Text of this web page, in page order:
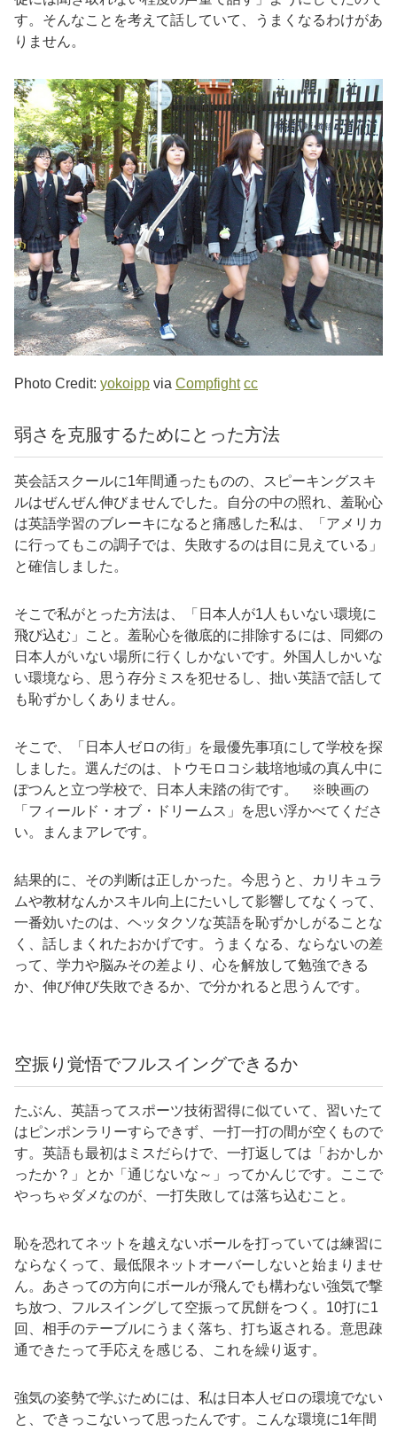
す。そんなことを考えて話していて、うまくなるわけがあ
りません。
Photo Credit: yokoipp via Compfight cc
弱さを克服するためにとった方法
英会話スクールに1年間通ったものの、スピーキングスキ
ルはぜんぜん伸びませんでした。自分の中の照れ、羞恥心
は英語学習のブレーキになると痛感した私は、「アメリカ
に行ってもこの調子では、失敗するのは目に見えている」
と確信しました。
そこで私がとった方法は、「日本人が1人もいない環境に
飛び込む」こと。羞恥心を徹底的に排除するには、同郷の
日本人がいない場所に行くしかないです。外国人しかいな
い環境なら、思う存分ミスを犯せるし、拙い英語で話して
も恥ずかしくありません。
そこで、「日本人ゼロの街」を最優先事項にして学校を探
しました。選んだのは、トウモロコシ栽培地域の真ん中に
ぽつんと立つ学校で、日本人未踏の街です。 ※映画の
「フィールド・オブ・ドリームス」を思い浮かべてくださ
い。まんまアレです。
結果的に、その判断は正しかった。今思うと、カリキュラ
ムや教材なんかスキル向上にたいして影響してなくって、
一番効いたのは、ヘッタクソな英語を恥ずかしがることな
く、話しまくれたおかげです。うまくなる、ならないの差
って、学力や脳みその差より、心を解放して勉強できる
か、伸び伸び失敗できるか、で分かれると思うんです。
空振り覚悟でフルスイングできるか
たぶん、英語ってスポーツ技術習得に似ていて、習いたて
はピンポンラリーすらできず、一打一打の間が空くもので
す。英語も最初はミスだらけで、一打返しては「おかしか
ったか？」とか「通じないな～」ってかんじです。ここで
やっちゃダメなのが、一打失敗しては落ち込むこと。
恥を恐れてネットを越えないボールを打っていては練習に
ならなくって、最低限ネットオーバーしないと始まりませ
ん。あさっての方向にボールが飛んでも構わない強気で撃
ち放つ、フルスイングして空振って尻餅をつく。10打に1
回、相手のテーブルにうまく落ち、打ち返される。意思疎
通できたって手応えを感じる、これを繰り返す。
強気の姿勢で学ぶためには、私は日本人ゼロの環境でない
と、できっこないって思ったんです。こんな環境に1年間